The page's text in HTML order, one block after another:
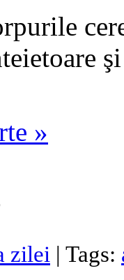
»
zilei | Tags: